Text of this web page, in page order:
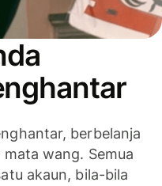
berbelanja
wang. Semua
akaun, bila-bila